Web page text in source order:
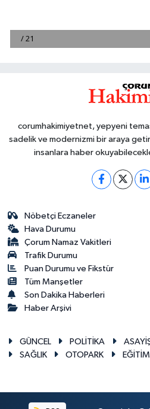
corumhakimiyetnet, yepyeni
sadelik ve modernizmi bir araya
insanlara haber
Nöbetçi Eczaneler
Hava Durumu
Çorum Namaz Vakitleri
Trafik Durumu
Puan Durumu ve Fikstür
Tüm Manşetler
Son Dakika Haberleri
Haber Arşivi
GÜNCEL POLİTİKA
SAĞLIK
OTOPARK EĞİTİM